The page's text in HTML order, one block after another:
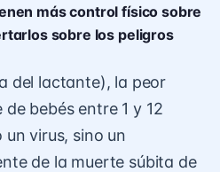
más control físico sobre
sobre los peligros
del lactante), la peor
bebés entre 1 y 12
virus, sino un
de la muerte súbita de